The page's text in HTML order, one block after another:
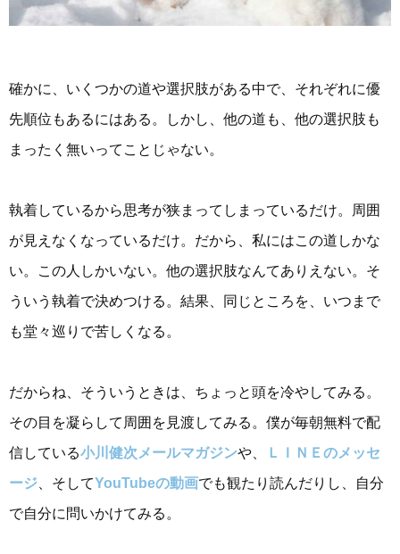
確かに、いくつかの道や選択肢がある中で、それぞれに優
先順位もあるにはある。しかし、他の道も、他の選択肢も
まったく無いってことじゃない。
執着しているから思考が狭まってしまっているだけ。周囲
が見えなくなっているだけ。だから、私にはこの道しかな
い。この人しかいない。他の選択肢なんてありえない。そ
ういう執着で決めつける。結果、同じところを、いつまで
も堂々巡りで苦しくなる。
だからね、そういうときは、ちょっと頭を冷やしてみる。
その目を凝らして周囲を見渡してみる。僕が毎朝無料で配
信している小川健次メールマガジンや、
ＬＩＮＥのメッセ
ージ、そしてYouTubeの動画でも観たり読んだりし、自分
で自分に問いかけてみる。